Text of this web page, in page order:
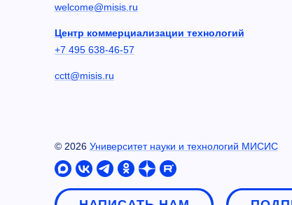
welcome@misis.ru
Центр коммерциализации технологий
+7 495 638-46-57
cctt@misis.ru
© 2026 Университет науки и технологий МИСИС